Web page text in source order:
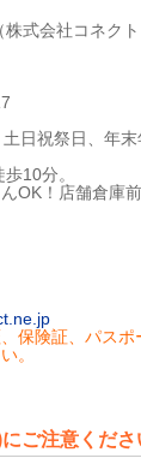
式会社コネクト
日祝祭日、年末
10分。
OK！店舗倉庫
保険証、パスポ
。
ご注意くださ